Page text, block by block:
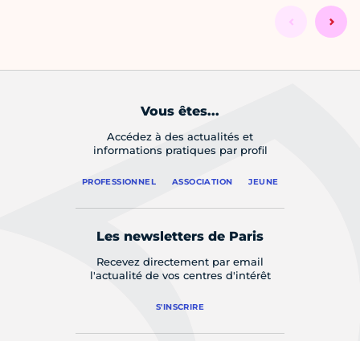
Vous êtes...
Accédez à des actualités et
informations pratiques par profil
PROFESSIONNEL ASSOCIATION JEUNE
Les newsletters de Paris
Recevez directement par email
l'actualité de vos centres d'intérêt
S'INSCRIRE